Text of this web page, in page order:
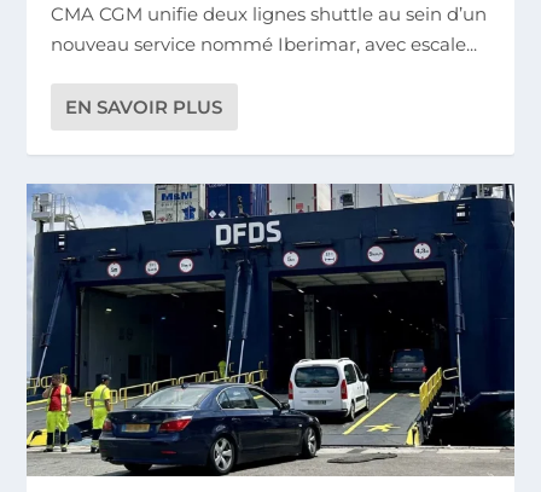
CMA CGM unifie deux lignes shuttle au sein d’un
nouveau service nommé Iberimar, avec escale...
EN SAVOIR PLUS